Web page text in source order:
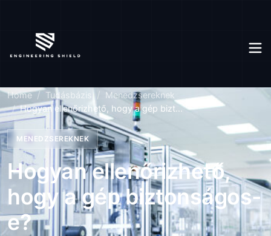
Home Tudásbázis
Menedzsereknek
Hogyan ellenőrizhető, hogy a gép bizt...
MENEDZSEREKNEK
Hogyan ellenőrizhető,
hogy a gép biztonságos-
e?